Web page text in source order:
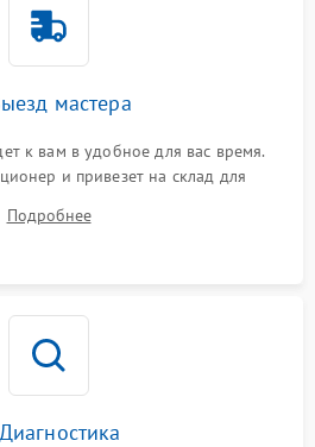
мастера
к вам в удобное для вас время.
и привезет на склад для
Подробнее